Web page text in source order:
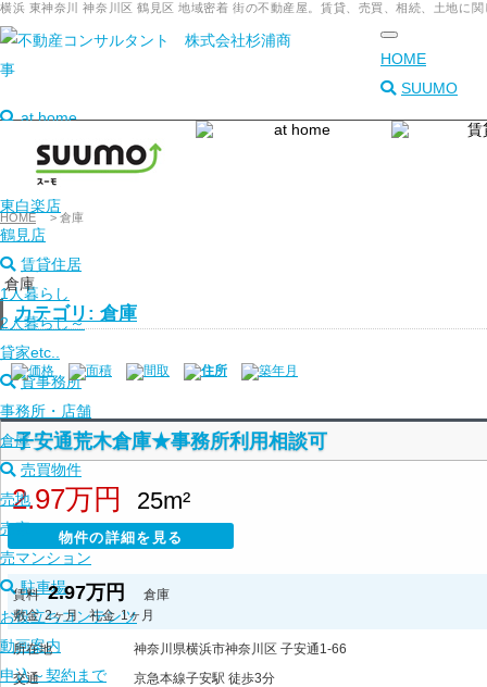
横浜 東神奈川 神奈川区 鶴見区 地域密着 街の不動産屋。賃貸、売買、相続、土地に
toggle
navigation
HOME
SUUMO
at home
東神奈川店
東白楽店
鶴見店
賃貸住居
1人暮らし
2人暮らし～
貸家etc..
貸事務所
事務所・店舗
倉庫
売買物件
売地
売家
売マンション
駐車場
お役立ちコンテンツ
動画案内
申込～契約まで
HOME >倉庫
倉庫
カテゴリ: 倉庫
価格 面積 間取 住所 築年月
子安通荒木倉庫★事務所利用相談可
2.97万円 25m²
物件の詳細を見る
賃料 2.97万円
倉庫
敷金 2ヶ月 礼金 1ヶ月
所在地
神奈川県横浜市神奈川区 子安通1-66
交通
京急本線子安駅 徒歩3分